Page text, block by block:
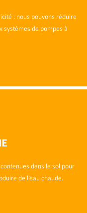
: nous pouvons réduire
systèmes de pompes à
dans le sol pour
de l’eau chaude.